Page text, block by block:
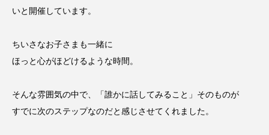
いと開催しています。
ちいさなお子さまも一緒に
ほっと心がほどけるような時間。
そんな雰囲気の中で、「誰かに話してみること」そのものが
すでに次のステップなのだと感じさせてくれました。